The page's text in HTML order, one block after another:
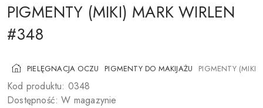
PIGMENTY (MIKI) MARK WIRLEN
#348
PIELĘGNACJA OCZU PIGMENTY DO MAKIJAŻU PIGMENTY
Kod produktu: 0348
Dostępność: W magazynie